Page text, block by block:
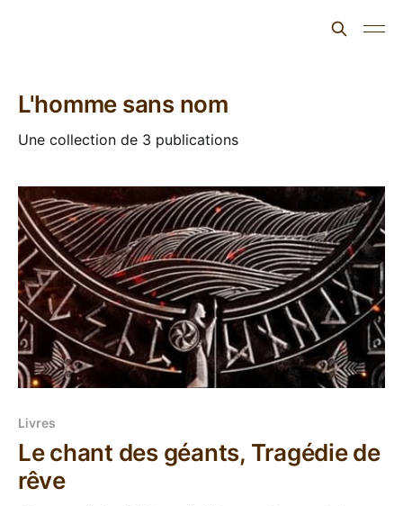
L'homme sans nom
Une collection de 3 publications
Livres
Le chant des géants, Tragédie de
rêve